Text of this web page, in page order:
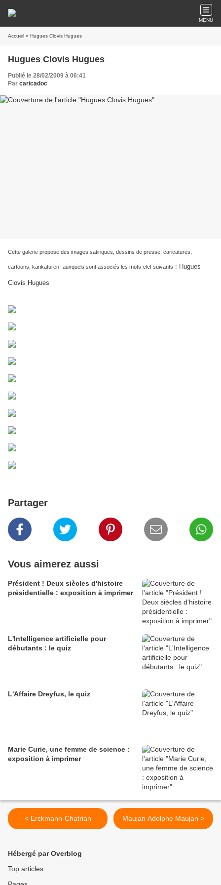
MENU
Accueil » Hugues Clovis Hugues
Hugues Clovis Hugues
Publié le 28/02/2009 à 06:41
Par caricadoc
Cette galerie propose des images satiriques, dessins de presse, caricatures,
cartoons, karikaturen, auxquels sont associés les mots-clef suivants : Hugues
Clovis Hugues
Partager
Vous aimerez aussi
Président ! Deux siècles d'histoire
présidentielle : exposition à imprimer
L'Intelligence artificielle pour
débutants : le quiz
L'Affaire Dreyfus, le quiz
Marie Curie, une femme de science :
exposition à imprimer
< Erckmann-Chatrian Maujan Adolphe Maujan >
Hébergé par Overblog
Top articles